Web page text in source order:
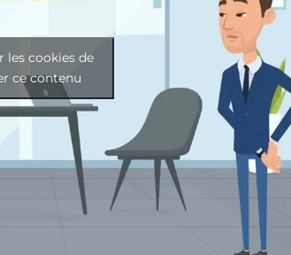
les cookies de
ce contenu